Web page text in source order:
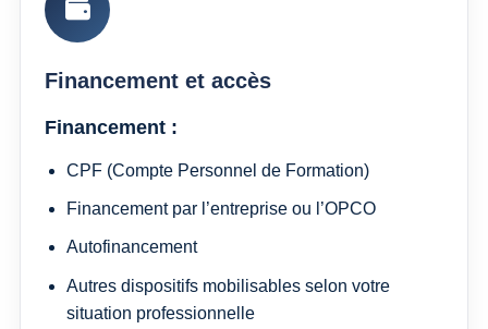
Financement et accès
Financement :
CPF (Compte Personnel de Formation)
Financement par l’entreprise ou l’OPCO
Autofinancement
Autres dispositifs mobilisables selon votre
situation professionnelle